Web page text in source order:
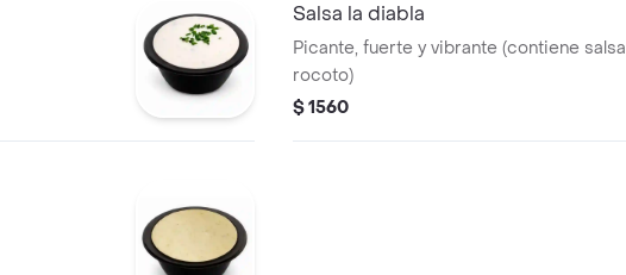
Salsa la diabla
Picante, fuerte y vibrante (contiene salsa
rocoto)
$ 1560